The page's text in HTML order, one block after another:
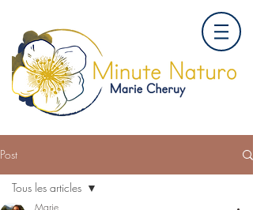
Post
Tous les articles
Marie